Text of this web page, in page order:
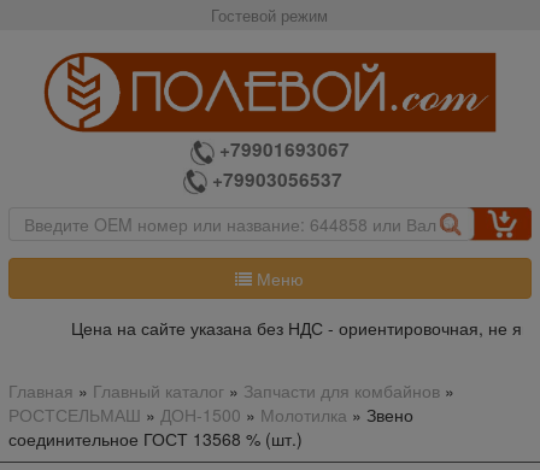
Гостевой режим
+79901693067
+79903056537
Меню
Цена на сайте указана без НДС - ориентировочная, не
Главная » Главный каталог» Запчасти для комбайнов»
РОСТСЕЛЬМАШ » ДОН-1500 » Молотилка » Звено
соединительное ГОСТ 13568 % (шт.)